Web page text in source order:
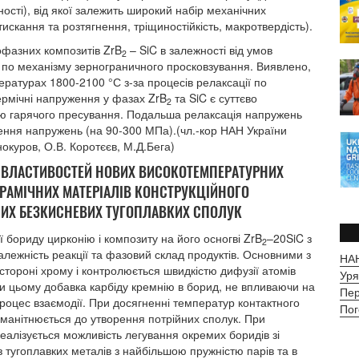
від якої залежить широкий набір механічних
та розтягнення, тріщиностійкість, макротвердість).
композитів ZrB2 – SiC в залежності від умов
механізму зернограничного просковзування. Виявлено,
1800-2100 °С з-за процесів релаксації по
напруження у фазах ZrB2 та SiC є суттєво
гарячого пресування. Подальша релаксація напружень
напружень (на 90-300 МПа).(чл.-кор НАН України
О.В. Коротєєв, М.Д.Бега)
НОВИХ ВИСОКОТЕМПЕРАТУРНИХ
МАТЕРІАЛІВ КОНСТРУКЦІЙНОГО
БЕЗКИСНЕВИХ ТУГОПЛАВКИХ СПОЛУК
цирконію і композиту на його осногві ZrB2–20SiC з
реакції та фазовий склад продуктів. Основними з
хрому і контролюється швидкістю дифузії атомів
цьому добавка карбіду кремнію в борид, не впливаючи на
взаємодії. При досягненні температур контактного
до утворення потрійних сполук. При
можливість легування окремих боридів зі
металів з найбільшою пружністю парів та в